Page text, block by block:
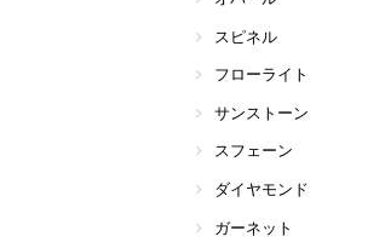
スピネル
フローライト
サンストーン
スフェーン
ダイヤモンド
ガーネット